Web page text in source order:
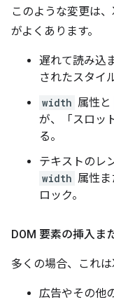
このような変更は
がよくあります。
遅れて読み込
されたスタイ
width 属性と
が、「スロッ
る。
テキストのレ
width 属性ま
ロック。
DOM 要素の挿入ま
多くの場合、これは
広告やその他